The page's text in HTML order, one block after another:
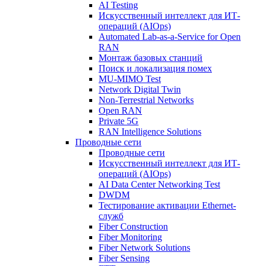
AI Testing
Искусственный интеллект для ИТ-
операций (AIOps)
Automated Lab-as-a-Service for Open
RAN
Монтаж базовых станций
Поиск и локализация помех
MU-MIMO Test
Network Digital Twin
Non-Terrestrial Networks
Open RAN
Private 5G
RAN Intelligence Solutions
Проводные сети
Проводные сети
Искусственный интеллект для ИТ-
операций (AIOps)
AI Data Center Networking Test
DWDM
Тестирование активации Ethernet-
служб
Fiber Construction
Fiber Monitoring
Fiber Network Solutions
Fiber Sensing